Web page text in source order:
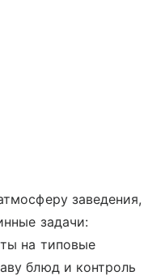
заведения,
задачи:
на типовые
блюд и контроль